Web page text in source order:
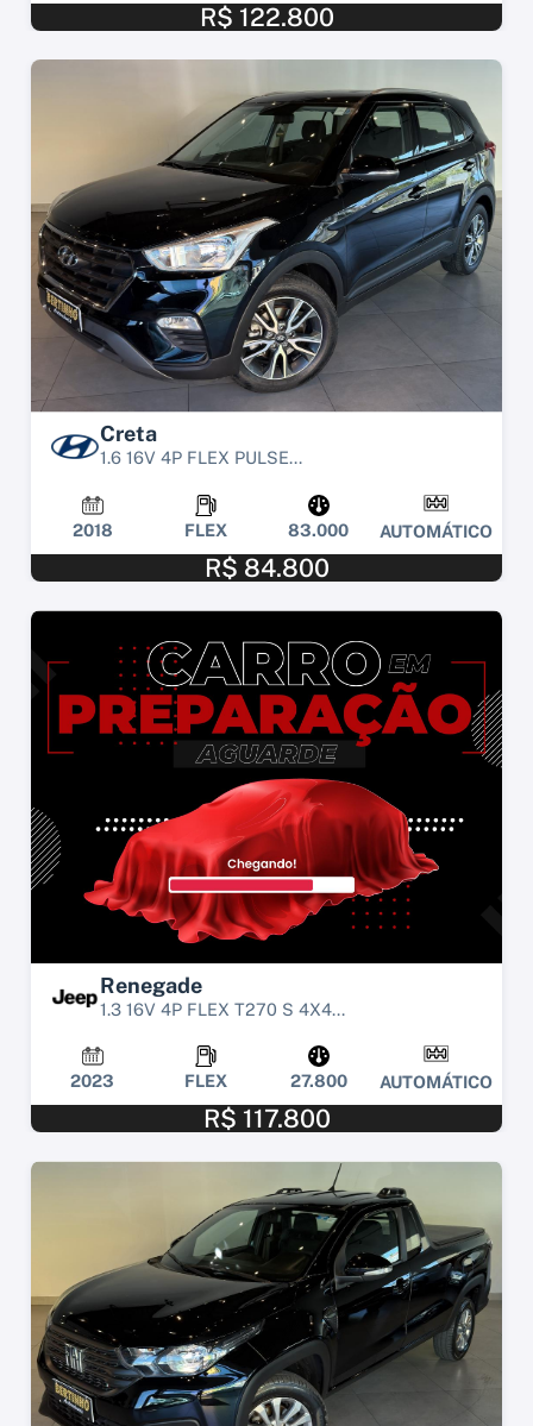
R$ 122.800
Creta
1.6 16V 4P FLEX PULSE...
2018 FLEX 83.000 AUTOMÁTICO
R$ 84.800
Renegade
1.3 16V 4P FLEX T270 S 4X4...
2023 FLEX 27.800 AUTOMÁTICO
R$ 117.800